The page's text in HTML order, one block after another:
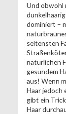
Und obwohl
dominiert –
seltensten
natürlichen
gesundem
aus! Wenn
Haar jedoch
gibt ein
Haar